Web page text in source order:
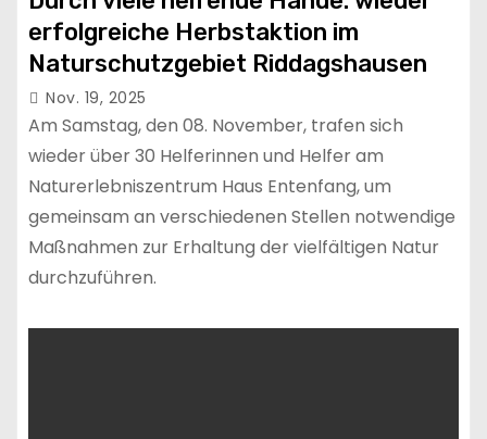
erfolgreiche Herbstaktion im
Naturschutzgebiet Riddagshausen
Nov. 19, 2025
Am Samstag, den 08. November, trafen sich
wieder über 30 Helferinnen und Helfer am
Naturerlebniszentrum Haus Entenfang, um
gemeinsam an verschiedenen Stellen notwendige
Maßnahmen zur Erhaltung der vielfältigen Natur
durchzuführen.